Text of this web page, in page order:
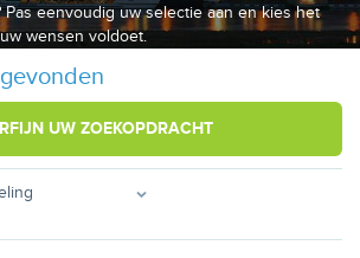
Pas eenvoudig uw selectie aan en kies het
wensen voldoet.
UW ZOEKOPDRACHT